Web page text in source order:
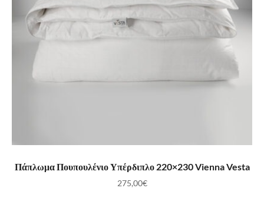
ΠΡΟΣΘΉΚΗ ΣΤΟ ΚΑΛΆΘΙ
Πάπλωμα Πουπουλένιο Υπέρδιπλο 220×230 Vienna Vesta
275,00€